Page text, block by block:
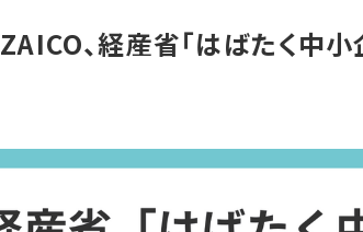
、経産省「はばたく中